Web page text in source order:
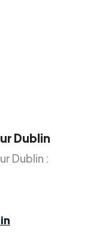
Dublin
Dublin :